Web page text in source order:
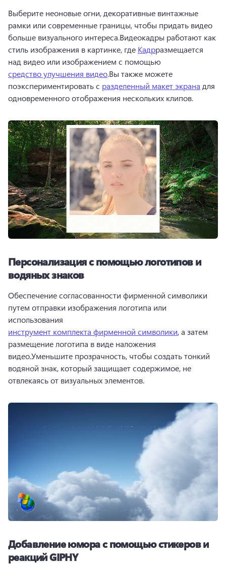
Выберите неоновые огни, декоративные винтажные
рамки или современные границы, чтобы придать видео
больше визуального интереса.Видеокадры работают как
стиль изображения в картинке, где Кадрразмещается
над видео или изображением с помощью
средство улучшения видео.Вы также можете
поэкспериментировать с разделенный макет экрана для
одновременного отображения нескольких клипов.
Персонализация с помощью логотипов и
водяных знаков
Обеспечение согласованности фирменной символики
путем отправки изображения логотипа или
использования
инструмент комплекта фирменной символики, а затем
размещение логотипа в виде наложения
видео.Уменьшите прозрачность, чтобы создать тонкий
водяной знак, который защищает содержимое, не
отвлекаясь от визуальных элементов.
Добавление юмора с помощью стикеров и
реакций GIPHY